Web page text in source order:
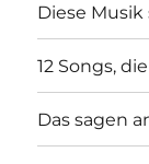
Diese Musik
12 Songs,
Das sagen